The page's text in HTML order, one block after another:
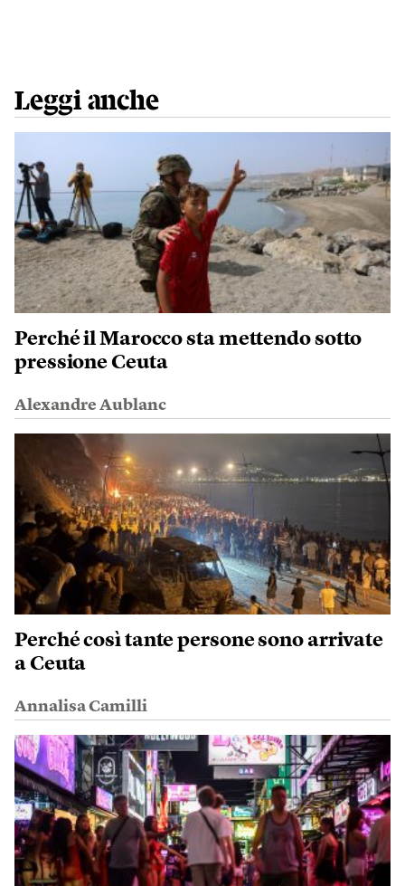
Leggi anche
Perché il Marocco sta mettendo sotto
pressione Ceuta
Alexandre Aublanc
Perché così tante persone sono arrivate
a Ceuta
Annalisa Camilli